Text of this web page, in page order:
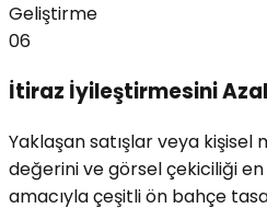
Geliştirme
06
İtiraz İyileştirmesini
Yaklaşan satışlar veya kişisel
değerini ve görsel çekiciliği
amacıyla çeşitli ön bahçe